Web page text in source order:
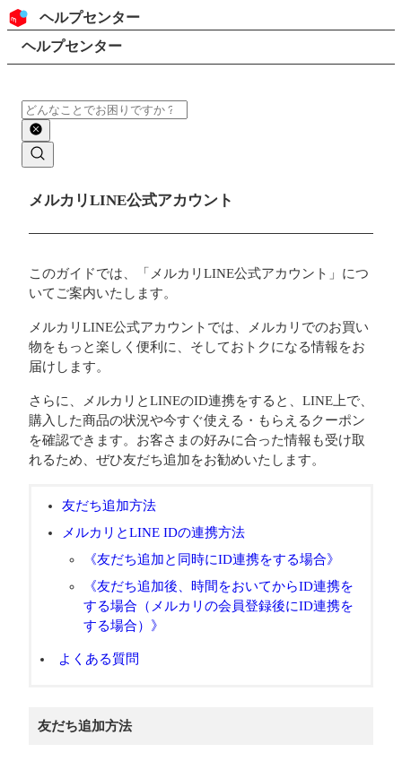
コンテンツにスキップ
ヘッダー
ヘルプセンター
検索
パンくずリスト
ヘルプセンター
検索
メインコンテンツ
メルカリLINE公式アカウント
このガイドでは、「メルカリLINE公式アカウント」につ
いてご案内いたします。
メルカリLINE公式アカウントでは、メルカリでのお買い
物をもっと楽しく便利に、そしておトクになる情報をお
届けします。
さらに、メルカリとLINEのID連携をすると、LINE上で、
購入した商品の状況や今すぐ使える・もらえるクーポン
を確認できます。お客さまの好みに合った情報も受け取
れるため、ぜひ友だち追加をお勧めいたします。
友だち追加方法
メルカリとLINE IDの連携方法
《友だち追加と同時にID連携をする場合》
《友だち追加後、時間をおいてからID連携を
する場合（メルカリの会員登録後にID連携を
する場合）》
よくある質問
友だち追加方法